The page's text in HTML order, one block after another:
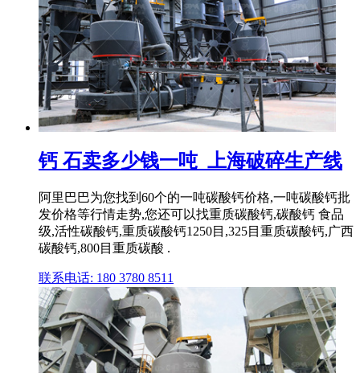
钙 石卖多少钱一吨_上海破碎生产线
阿里巴巴为您找到60个的一吨碳酸钙价格,一吨碳酸钙批
发价格等行情走势,您还可以找重质碳酸钙,碳酸钙 食品
级,活性碳酸钙,重质碳酸钙1250目,325目重质碳酸钙,广西
碳酸钙,800目重质碳酸 .
联系电话: 180 3780 8511